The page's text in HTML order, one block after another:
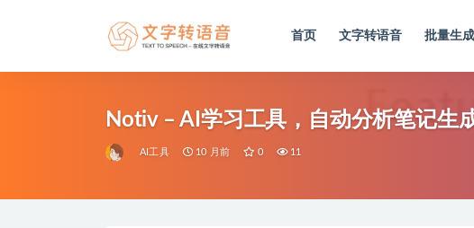
首页 文字转语音 批量生成
Notiv – AI学习工具，自动分析笔记生
AI工具 10 月前 0 11